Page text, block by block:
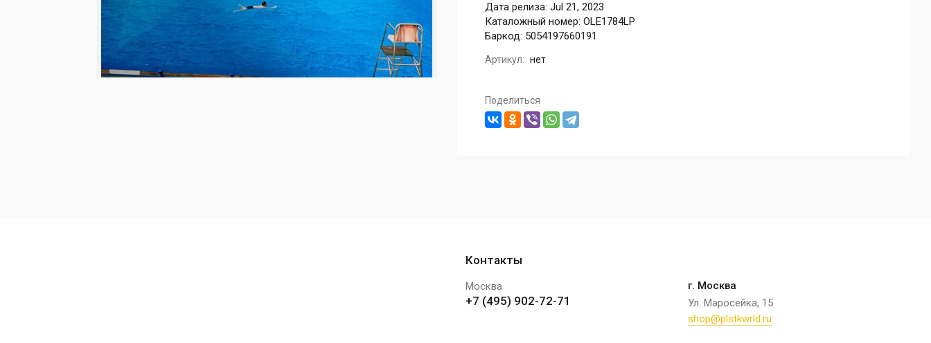
Дата релиза: Jul 21, 2023
Каталожный номер: OLE1784LP
Баркод: 5054197660191
Артикул: нет
Поделиться
Контакты
Москва
+7 (495) 902-72-71
г. Москва
Ул. Маросейка, 15
shop@plstkwrld.ru